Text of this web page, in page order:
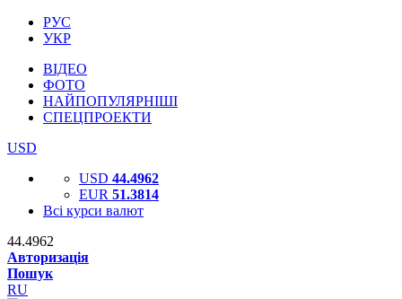
РУС
УКР
ВІДЕО
ФОТО
НАЙПОПУЛЯРНІШІ
СПЕЦПРОЕКТИ
USD
USD 44.4962
EUR 51.3814
Всі курси валют
44.4962
Авторизація
Пошук
RU